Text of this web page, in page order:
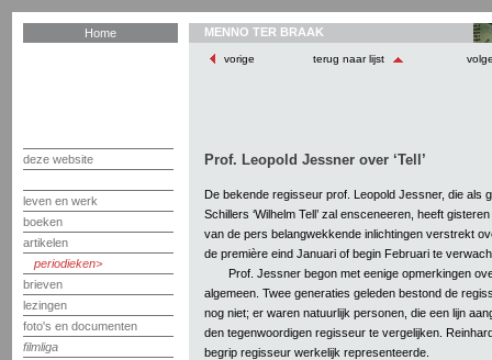
Home
deze website
leven en werk
boeken
artikelen
periodieken
brieven
lezingen
foto's en documenten
filmliga
MENNO TER BRAAK
vorige terug naar lijst
Prof. Leopold Jessner over ‘Tell’
De bekende regisseur prof. Leopold Jessner, die als
Schillers ‘Wilhelm Tell’ zal ensceneeren, heeft
van de pers belangwekkende inlichtingen verstrekt
de première eind Januari of begin Februari te
Prof. Jessner begon met eenige opmerkingen
algemeen. Twee generaties geleden bestond de
nog niet; er waren natuurlijk personen, die een lijn
den tegenwoordigen regisseur te vergelijken.
begrip regisseur werkelijk representeerde.